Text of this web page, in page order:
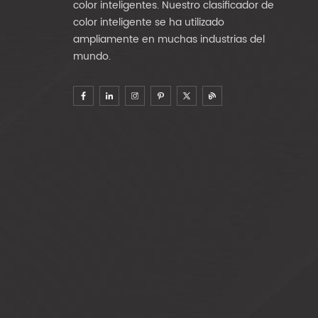
color inteligentes. Nuestro clasificador de
color inteligente se ha utilizado
ampliamente en muchas industrias del
mundo.